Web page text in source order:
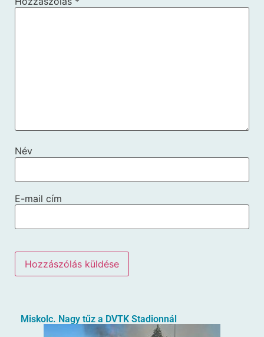
Név
E-mail cím
Miskolc. Nagy tűz a DVTK Stadionnál